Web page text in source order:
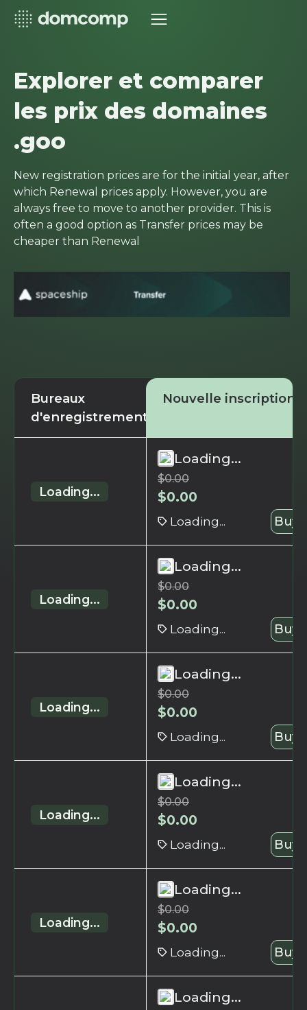
Explorer et comparer
les prix des domaines
.goo
New registration prices are for the initial year, after
which Renewal prices apply. However, you are
always free to move to another provider. This is
often a good option as Transfer prices may be
cheaper than Renewal
Bureaux
d'enregistrement
Nouvelle inscription
Loading...
Loading...
$0.00
$0.00
Loading... Buy
Loading...
Loading...
$0.00
$0.00
Loading... Buy
Loading...
Loading...
$0.00
$0.00
Loading... Buy
Loading...
Loading...
$0.00
$0.00
Loading... Buy
Loading...
Loading...
$0.00
$0.00
Loading... Buy
Loading...